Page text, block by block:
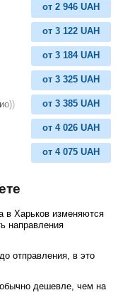
от 2 946 UAH
от 3 122 UAH
от 3 184 UAH
от 3 325 UAH
от 3 385 UAH
от 4 026 UAH
от 4 075 UAH
в Харьков изменяются
направления
отправления, в это
дешевле, чем на